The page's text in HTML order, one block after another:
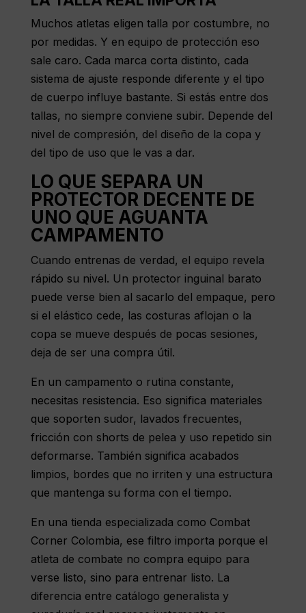
Muchos atletas eligen talla por costumbre, no
por medidas. Y en equipo de protección eso
sale caro. Cada marca corta distinto, cada
sistema de ajuste responde diferente y el tipo
de cuerpo influye bastante. Si estás entre dos
tallas, no siempre conviene subir. Depende del
nivel de compresión, del diseño de la copa y
del tipo de uso que le vas a dar.
LO QUE SEPARA UN
PROTECTOR DECENTE DE
UNO QUE AGUANTA
CAMPAMENTO
Cuando entrenas de verdad, el equipo revela
rápido su nivel. Un protector inguinal barato
puede verse bien al sacarlo del empaque, pero
si el elástico cede, las costuras aflojan o la
copa se mueve después de pocas sesiones,
deja de ser una compra útil.
En un campamento o rutina constante,
necesitas resistencia. Eso significa materiales
que soporten sudor, lavados frecuentes,
fricción con shorts de pelea y uso repetido sin
deformarse. También significa acabados
limpios, bordes que no irriten y una estructura
que mantenga su forma con el tiempo.
En una tienda especializada como Combat
Corner Colombia, ese filtro importa porque el
atleta de combate no compra equipo para
verse listo, sino para entrenar listo. La
diferencia entre catálogo generalista y